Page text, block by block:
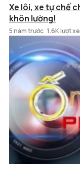
Xe lôi, xe tự chế
khôn lường!
5 năm trước 1.6K lượt